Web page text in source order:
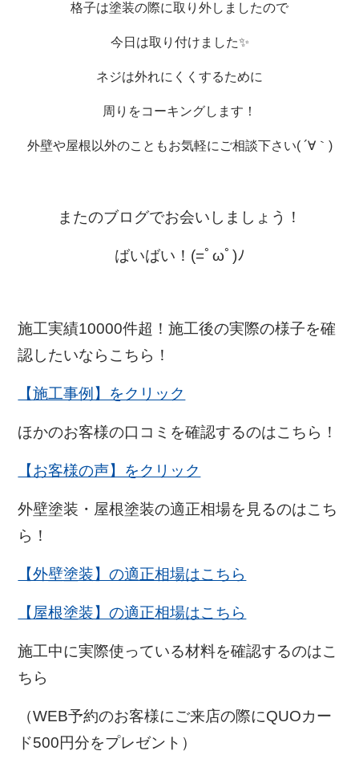
格子は塗装の際に取り外しましたので
今日は取り付けました✨
ネジは外れにくくするために
周りをコーキングします！
外壁や屋根以外のこともお気軽にご相談下さい( ´∀｀)
またのブログでお会いしましょう！
ばいばい！(=ﾟωﾟ)ﾉ
施工実績10000件超！施工後の実際の様子を確
認したいならこちら！
【施工事例】をクリック
ほかのお客様の口コミを確認するのはこちら！
【お客様の声】をクリック
外壁塗装・屋根塗装の適正相場を見るのはこち
ら！
【外壁塗装】の適正相場はこちら
【屋根塗装】の適正相場はこちら
施工中に実際使っている材料を確認するのはこ
ちら
（WEB予約のお客様にご来店の際にQUOカー
ド500円分をプレゼント）